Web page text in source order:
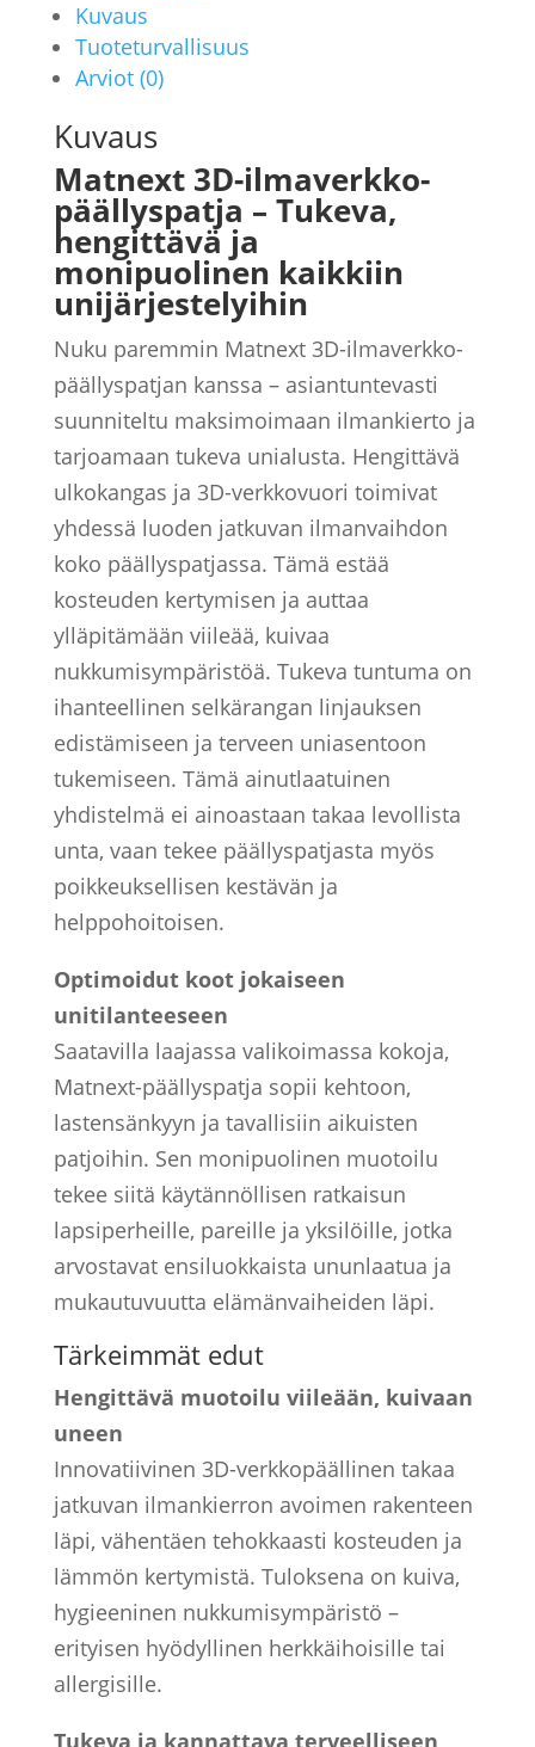
–
Hengittävä
patjan
päällinen
Kuvaus
Tuoteturvallisuus
Arviot (0)
Kuvaus
Matnext 3D-ilmaverkko-
päällyspatja – Tukeva,
hengittävä ja
monipuolinen kaikkiin
unijärjestelyihin
Nuku paremmin Matnext 3D-ilmaverkko-
päällyspatjan kanssa – asiantuntevasti
suunniteltu maksimoimaan ilmankierto ja
tarjoamaan tukeva unialusta. Hengittävä
ulkokangas ja 3D-verkkovuori toimivat
yhdessä luoden jatkuvan ilmanvaihdon
koko päällyspatjassa. Tämä estää
kosteuden kertymisen ja auttaa
ylläpitämään viileää, kuivaa
nukkumisympäristöä. Tukeva tuntuma on
ihanteellinen selkärangan linjauksen
edistämiseen ja terveen uniasentoon
tukemiseen. Tämä ainutlaatuinen
yhdistelmä ei ainoastaan takaa levollista
unta, vaan tekee päällyspatjasta myös
poikkeuksellisen kestävän ja
helppohoitoisen.
Optimoidut koot jokaiseen
unitilanteeseen
Saatavilla laajassa valikoimassa kokoja,
Matnext-päällyspatja sopii kehtoon,
lastensänkyyn ja tavallisiin aikuisten
patjoihin. Sen monipuolinen muotoilu
tekee siitä käytännöllisen ratkaisun
lapsiperheille, pareille ja yksilöille, jotka
arvostavat ensiluokkaista ununlaatua ja
mukautuvuutta elämänvaiheiden läpi.
Tärkeimmät edut
Hengittävä muotoilu viileään, kuivaan
uneen
Innovatiivinen 3D-verkkopäällinen takaa
jatkuvan ilmankierron avoimen rakenteen
läpi, vähentäen tehokkaasti kosteuden ja
lämmön kertymistä. Tuloksena on kuiva,
hygieeninen nukkumisympäristö –
erityisen hyödyllinen herkkäihoisille tai
allergisille.
Tukeva ja kannattava terveelliseen